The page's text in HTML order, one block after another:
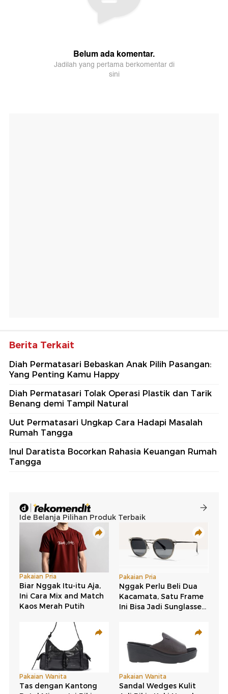
Berita Terkait
Diah Permatasari Bebaskan Anak Pilih Pasangan:
Yang Penting Kamu Happy
Diah Permatasari Tolak Operasi Plastik dan Tarik
Benang demi Tampil Natural
Uut Permatasari Ungkap Cara Hadapi Masalah
Rumah Tangga
Inul Daratista Bocorkan Rahasia Keuangan Rumah
Tangga